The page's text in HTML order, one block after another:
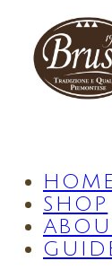
HOME
SHOP